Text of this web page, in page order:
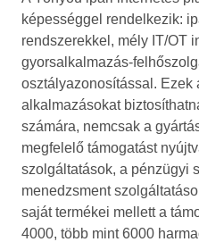
képességgel rendelkezik:
rendszerekkel, mély IT/OT
gyorsalkalmazás-
osztályazonosítással. Ezek
alkalmazásokat
számára, nemcsak a
megfelelő támogatást
szolgáltatások, a pénzügyi
menedzsment
saját termékei mellett a
4000, több mint 6000